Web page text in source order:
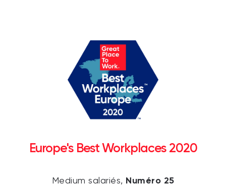
Europe's Best Workplaces 2020
Medium salariés, Numéro 25